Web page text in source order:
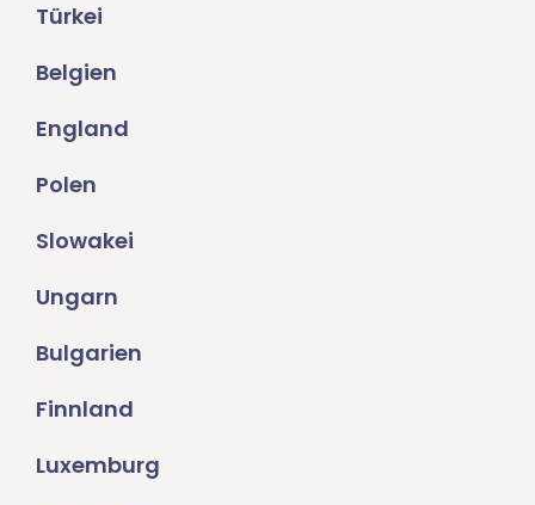
Türkei
Belgien
England
Polen
Slowakei
Ungarn
Bulgarien
Finnland
Luxemburg